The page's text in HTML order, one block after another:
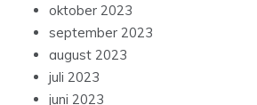
oktober 2023
september 2023
august 2023
juli 2023
juni 2023